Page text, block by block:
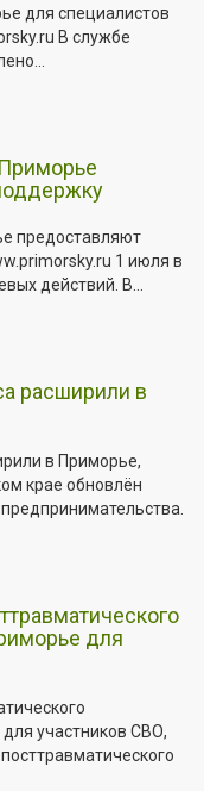
для специалистов
В службе
предоставляют
1 июля в
действий. В...
расширили в
в Приморье,
крае обновлён
для
участников СВО,